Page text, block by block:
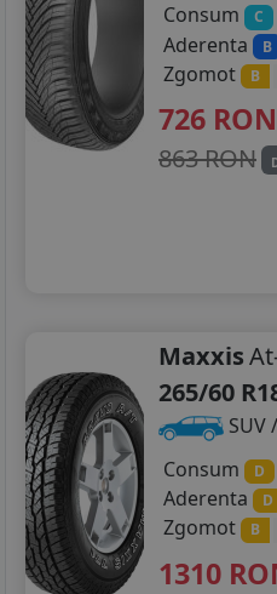
Consum
C
Aderenta B
Zgomot B
726 RON
863 RON
Maxxis
265/60
SUV
Consum
D
Aderenta D
Zgomot B
1310